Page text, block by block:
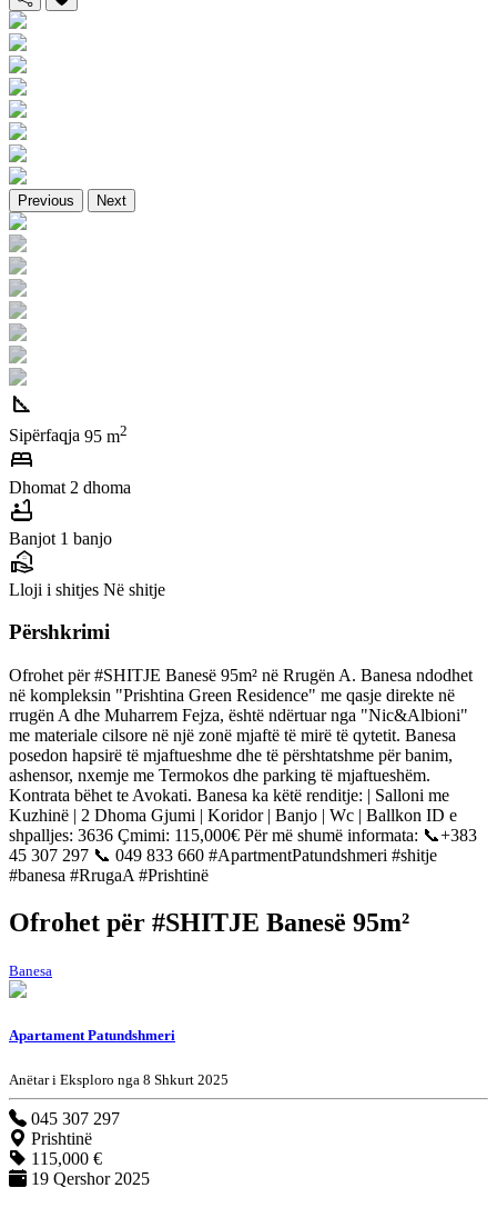
Previous Next
square_foot
Sipërfaqja 95 m2
bed
Dhomat 2 dhoma
bathtub
Banjot 1 banjo
real_estate_agent
Lloji i shitjes Në shitje
Përshkrimi
Ofrohet për #SHITJE Banesë 95m² në Rrugën A. Banesa ndodhet
në kompleksin "Prishtina Green Residence" me qasje direkte në
rrugën A dhe Muharrem Fejza, është ndërtuar nga "Nic&Albioni"
me materiale cilsore në një zonë mjaftë të mirë të qytetit. Banesa
posedon hapsirë të mjaftueshme dhe të përshtatshme për banim,
ashensor, nxemje me Termokos dhe parking të mjaftueshëm.
Kontrata bëhet te Avokati. Banesa ka këtë renditje: | Salloni me
Kuzhinë | 2 Dhoma Gjumi | Koridor | Banjo | Wc | Ballkon ID e
shpalljes: 3636 Çmimi: 115,000€ Për më shumë informata: 📞‪+383
45 307 297‬ 📞 049 833 660 #ApartmentPatundshmeri #shitje
#banesa #RrugaA #Prishtinë
Ofrohet për #SHITJE Banesë 95m²
Banesa
Apartament Patundshmeri
Anëtar i Eksploro nga 8 Shkurt 2025
045 307 297
Prishtinë
115,000 €
19 Qershor 2025